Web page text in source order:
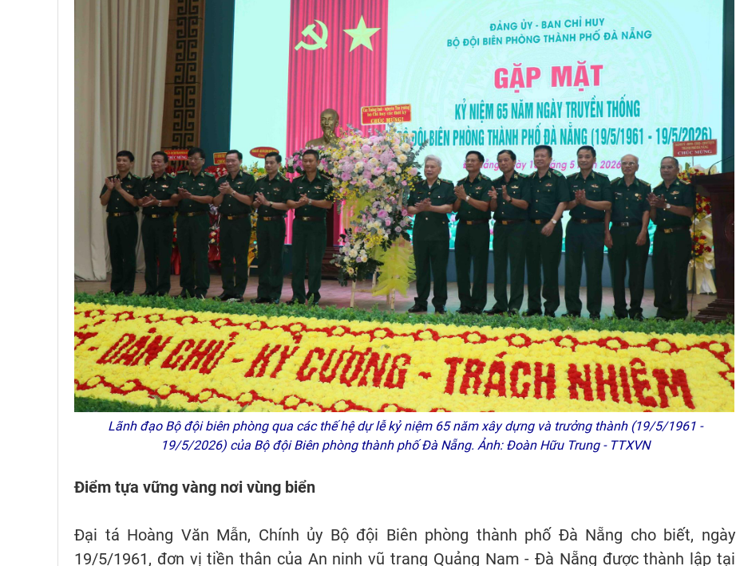
Lãnh đạo Bộ đội biên phòng qua các thế hệ dự lễ kỷ niệm 65 năm xây dựng và trưởng thành (19/5/1961 -
19/5/2026) của Bộ đội Biên phòng thành phố Đà Nẵng. Ảnh: Đoàn Hữu Trung - TTXVN
Điểm tựa vững vàng nơi vùng biển
Đại tá Hoàng Văn Mẫn, Chính ủy Bộ đội Biên phòng thành phố Đà Nẵng cho biết, ngày
19/5/1961, đơn vị tiền thân của An ninh vũ trang Quảng Nam - Đà Nẵng được thành lập tại